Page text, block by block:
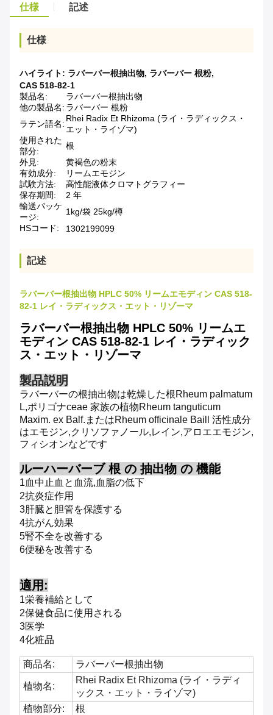
仕様 記述
仕様
ハイライト: ラバーバー根抽出物, ラバーバー 根粉,
CAS 518-82-1
製品名:
ラバーバー根抽出物
他の製品名: ラバーバー 根粉
ラテン語名:
Rhei Radix Et Rhizoma (ライ・ラディックス・
エット・ライゾマ)
使用された
部分:
根
外見:
黄褐色の粉末
有効成分:
リームエモジン
試験方法:
高性能液体クロマトグラフィー
保存期間:
2 年
輸送パッケ
ージ:
1kg/袋 25kg/樽
HSコード:
1302199099
記述
ラバーバー根抽出物 HPLC 50% リームエモディン CAS 518-
82-1 レイ・ラディックス・エット・リゾーマ
ラバーバー根抽出物 HPLC 50% リームエ
モディン CAS 518-82-1 レイ・ラディック
ス・エット・リゾーマ
製品説明
ラバーバーの根抽出物は乾燥した根Rheum palmatum
L,ポリゴナceae 家族の植物Rheum tanguticum
Maxim. ex Balf.またはRheum officinale Baill 活性成分
はエモジン,クリソファノール,レイン,アロエエモジン,
フィシオンなどです
ルーハーバーブ 根 の 抽出物 の 機能
1血中止血と血流,血脂の低下
2抗炎症作用
3肝臓と胆管を保護する
4抗がん効果
5腎不全を改善する
6便秘を改善する
適用:
1栄養補給として
2保健食品に使用される
3医学
4化粧品
商品名: ラバーバー根抽出物
植物名:
Rhei Radix Et Rhizoma (ライ・ラディ
ックス・エット・ライゾマ)
植物部分:
根